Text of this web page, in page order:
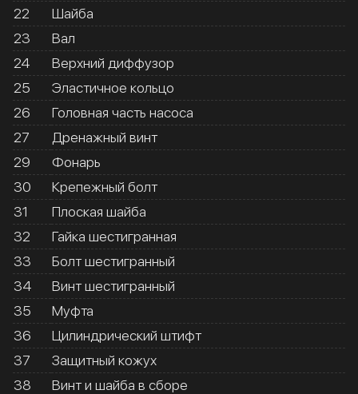
22
Шайба
23
Вал
24
Верхний диффузор
25
Эластичное кольцо
26
Головная часть насоса
27
Дренажный винт
29
Фонарь
30
Крепежный болт
31
Плоская шайба
32
Гайка шестигранная
33
Болт шестигранный
34
Винт шестигранный
35
Муфта
36
Цилиндрический штифт
37
Защитный кожух
38
Винт и шайба в сборе